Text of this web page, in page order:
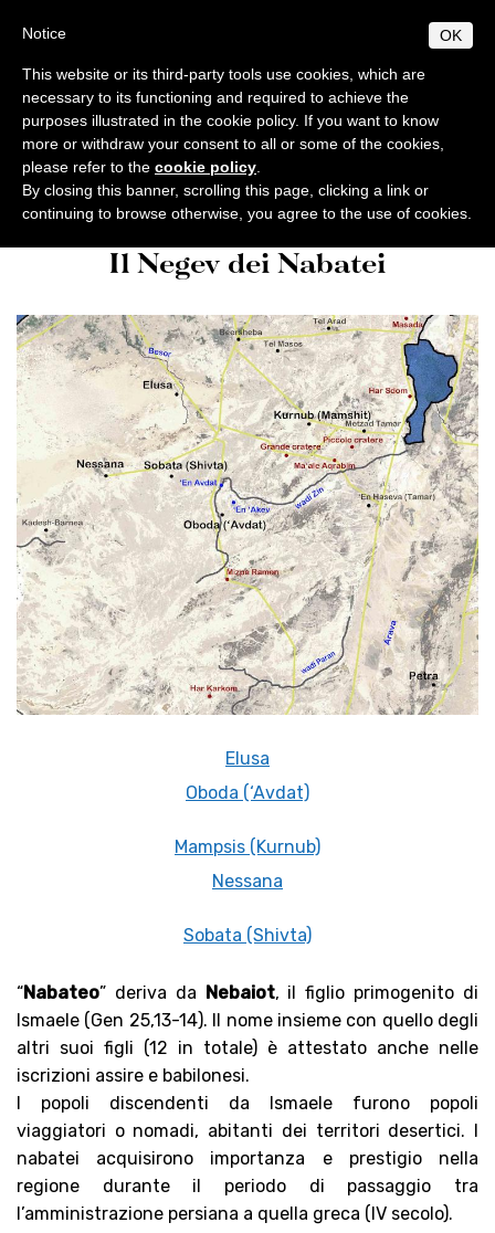
main
content
F RANCISCANUM
MENU
EN
ABOUT
General info
Origins and development
Centenary of foundation
Authorities
Students
Academic location
Library
General norms
Licentiate Degree
Doctorate
Courses 2025-2026
Ordinamento STJ
Ordo and Brochure
PUBLICATIONS
Collectio Maior
Collectio Minor
Museum
Liber Annuus
Altro
BIBLICAL WORLD
Excursions
Museum
ACTIVITIES
Conferences
Doctoral / Licentiate thesis
CABT
Cronaca
Notiziario
Timetable
Notices
Academic Norms
Academic fees
Contacts
Studium Biblicum
Franciscanum
Biblical
World
Il Negev dei Nabatei
Elusa
Oboda (‘Avdat)
Mampsis (Kurnub)
Nessana
Sobata (Shivta)
“Nabateo” deriva da Nebaiot, il figlio primogenito di
Ismaele (Gen 25,13-14). Il nome insieme con quello degli
altri suoi figli (12 in totale) è attestato anche nelle
iscrizioni assire e babilonesi.
I popoli discendenti da Ismaele furono popoli
viaggiatori o nomadi, abitanti dei territori desertici. I
nabatei acquisirono importanza e prestigio nella
regione durante il periodo di passaggio tra
l’amministrazione persiana a quella greca (IV secolo).
OK
Notice
This website or its third-party tools use cookies, which are
necessary to its functioning and required to achieve the
purposes illustrated in the cookie policy. If you want to know
more or withdraw your consent to all or some of the cookies,
please refer to the cookie policy
By closing this banner, scrolling this page, clicking a link or
continuing to browse otherwise, you agree to the use of cookies.